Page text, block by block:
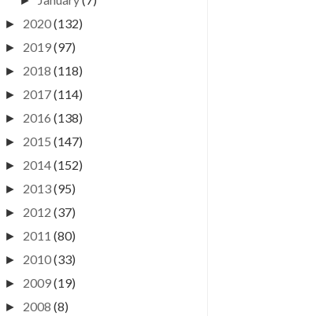
► 2020(132)
► 2019(97)
► 2018 (118)
► 2017(114)
► 2016 (138)
► 2015 (147)
► 2014(152)
► 2013(95)
► 2012 (37)
► 2011 (80)
► 2010(33)
► 2009(19)
► 2008 (8)